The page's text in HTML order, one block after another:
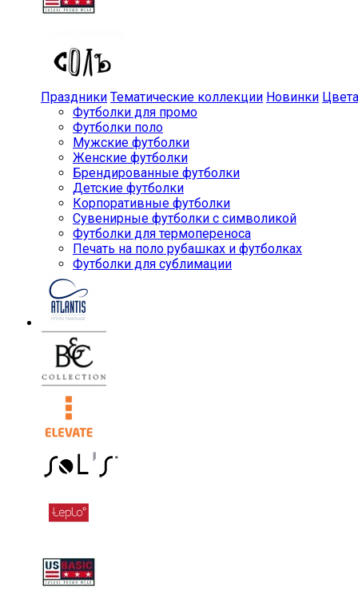
Праздники Тематические коллекции Новинки Цвета
Футболки для промо
Футболки поло
Мужские футболки
Женские футболки
Брендированные футболки
Детские футболки
Корпоративные футболки
Сувенирные футболки с символикой
Футболки для термопереноса
Печать на поло рубашках и футболках
Футболки для сублимации